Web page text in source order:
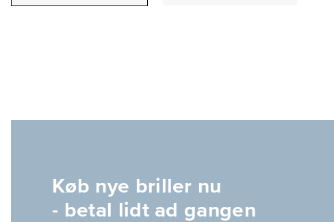
Køb nye briller nu
- betal lidt ad gangen